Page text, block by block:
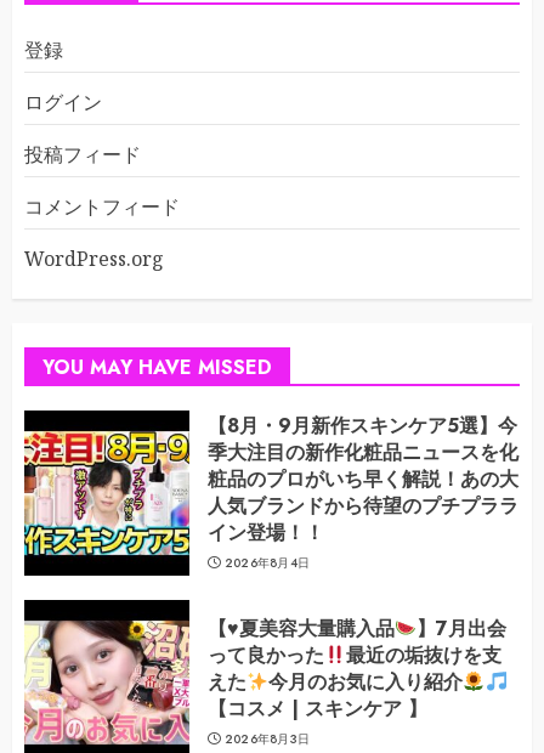
登録
ログイン
投稿フィード
コメントフィード
WordPress.org
YOU MAY HAVE MISSED
【8月・9月新作スキンケア5選】今
季大注目の新作化粧品ニュースを化
粧品のプロがいち早く解説！あの大
人気ブランドから待望のプチプララ
イン登場！！
2026年8月4日
【♥️夏美容大量購入品
】7月出会
って良かった
最近の垢抜けを支
えた
今月のお気に入り紹介
【コスメ | スキンケア 】
2026年8月3日